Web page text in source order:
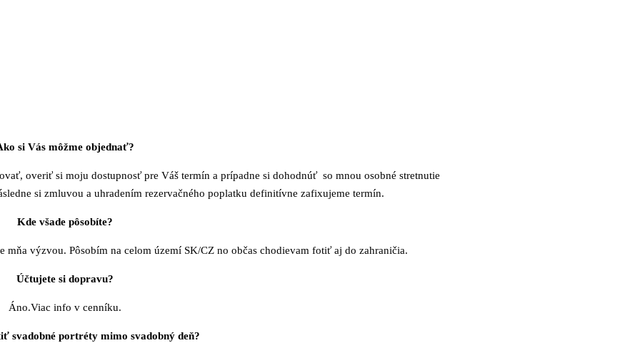
si Vás môžme objednať?
overiť si moju dostupnosť pre Váš termín a prípadne si dohodnúť so mnou osobné stretnutie
si zmluvou a uhradením rezervačného poplatku definitívne zafixujeme termín.
Kde všade pôsobíte?
mňa výzvou. Pôsobím na celom území SK/CZ no občas chodievam fotiť aj do zahraničia.
Účtujete si dopravu?
Áno.Viac info v cenníku.
svadobné portréty mimo svadobný deň?